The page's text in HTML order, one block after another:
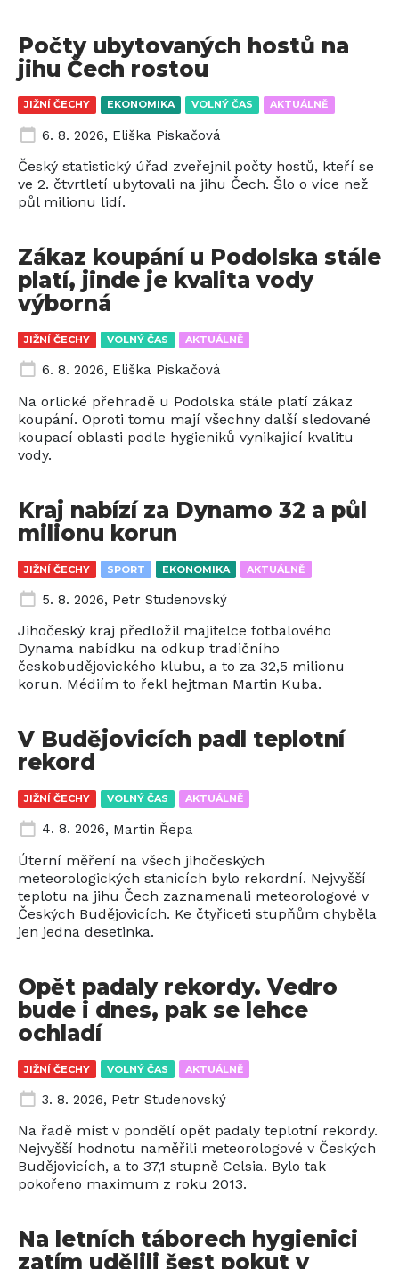
JIŽNÍ ČECHY EKONOMIKA VOLNÝ ČAS AKTUÁLNĚ
Počty ubytovaných hostů na
jihu Čech rostou
6. 8. 2026, Eliška Piskačová
Český statistický úřad zveřejnil počty hostů, kteří se
ve 2. čtvrtletí ubytovali na jihu Čech. Šlo o více než
půl milionu lidí.
JIŽNÍ ČECHY VOLNÝ ČAS AKTUÁLNĚ
Zákaz koupání u Podolska stále
platí, jinde je kvalita vody
výborná
6. 8. 2026, Eliška Piskačová
Na orlické přehradě u Podolska stále platí zákaz
koupání. Oproti tomu mají všechny další sledované
koupací oblasti podle hygieniků vynikající kvalitu
vody.
JIŽNÍ ČECHY SPORT EKONOMIKA AKTUÁLNĚ
Kraj nabízí za Dynamo 32 a půl
milionu korun
5. 8. 2026, Petr Studenovský
Jihočeský kraj předložil majitelce fotbalového
Dynama nabídku na odkup tradičního
českobudějovického klubu, a to za 32,5 milionu
korun. Médiím to řekl hejtman Martin Kuba.
JIŽNÍ ČECHY VOLNÝ ČAS AKTUÁLNĚ
V Budějovicích padl teplotní
rekord
4. 8. 2026, Martin Řepa
Úterní měření na všech jihočeských
meteorologických stanicích bylo rekordní. Nejvyšší
teplotu na jihu Čech zaznamenali meteorologové v
Českých Budějovicích. Ke čtyřiceti stupňům chyběla
jen jedna desetinka.
JIŽNÍ ČECHY VOLNÝ ČAS AKTUÁLNĚ
Opět padaly rekordy. Vedro
bude i dnes, pak se lehce
ochladí
3. 8. 2026, Petr Studenovský
Na řadě míst v pondělí opět padaly teplotní rekordy.
Nejvyšší hodnotu naměřili meteorologové v Českých
Budějovicích, a to 37,1 stupně Celsia. Bylo tak
pokořeno maximum z roku 2013.
Na letních táborech hygienici
zatím udělili šest pokut v